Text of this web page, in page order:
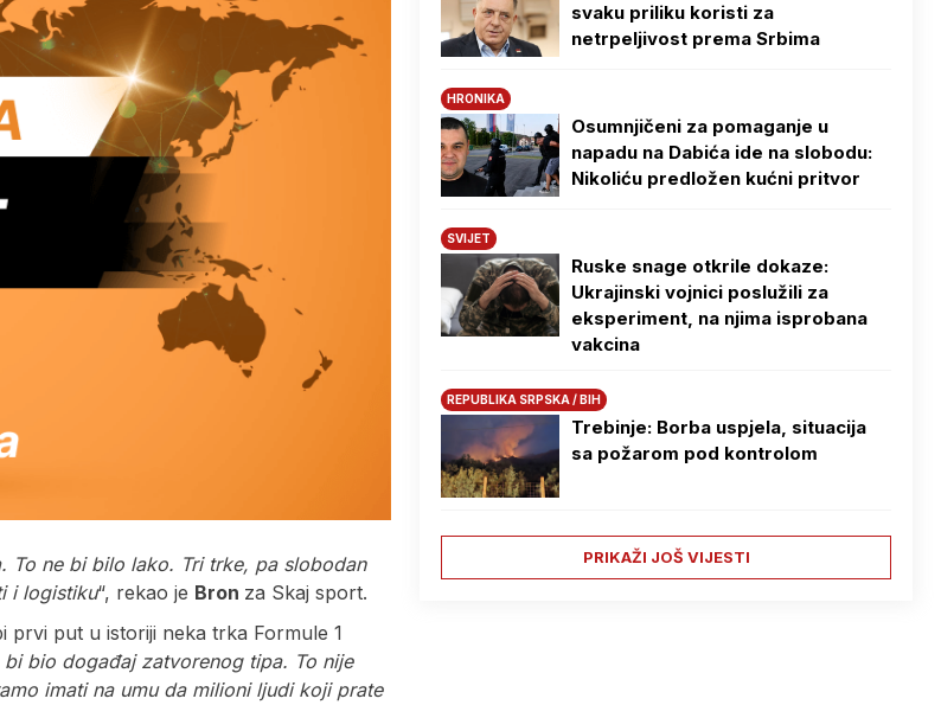
To ne bi bilo lako. Tri trke, pa slobodan
i logistiku“, rekao je Bron za Skaj sport.
prvi put u istoriji neka trka Formule 1
bio događaj zatvorenog tipa. To nije
imati na umu da milioni ljudi koji prate
svaku priliku koristi za
netrpeljivost prema Srbima
HRONIKA
Osumnjičeni za pomaganje u
napadu na Dabića ide na slobodu:
Nikoliću predložen kućni pritvor
SVIJET
Ruske snage otkrile dokaze:
Ukrajinski vojnici poslužili za
eksperiment, na njima isprobana
vakcina
REPUBLIKA SRPSKA / BIH
Trebinje: Borba uspjela, situacija
sa požarom pod kontrolom
PRIKAŽI JOŠ VIJESTI